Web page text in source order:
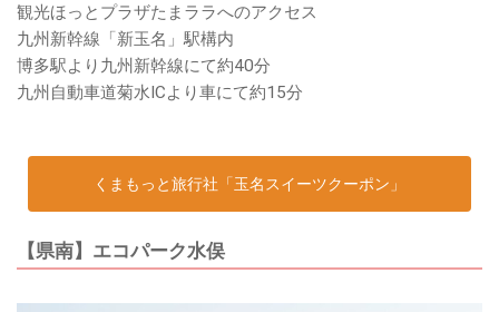
観光ほっとプラザたまララへのアクセス
九州新幹線「新玉名」駅構内
博多駅より九州新幹線にて約40分
九州自動車道菊水ICより車にて約15分
くまもっと旅行社「玉名スイーツクーポン」
【県南】エコパーク水俣